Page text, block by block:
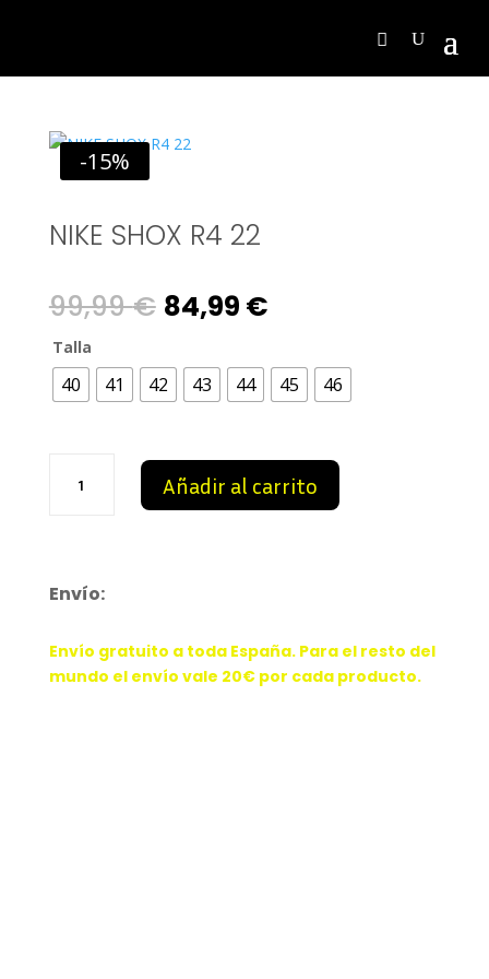
-15%
NIKE SHOX R4 22
99,99€ Original
was:
99,99 €.
84,99 €Current
is:
84,99 €.
Talla
40 41 42 43 44 45 46
SHOX
Añadir al carrito
Envío:
Envío gratuito a toda España. Para el resto del
mundo el envío vale 20€ por cada producto.